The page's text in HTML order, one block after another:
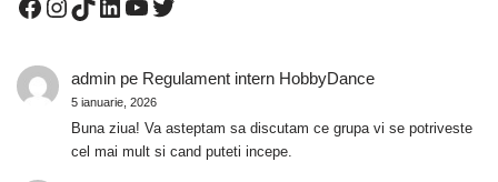
adminpe Regulament intern HobbyDance
5 ianuarie, 2026
Buna ziua! Va asteptam sa discutam ce grupa vi se potriveste
cel mai mult si cand puteti incepe.